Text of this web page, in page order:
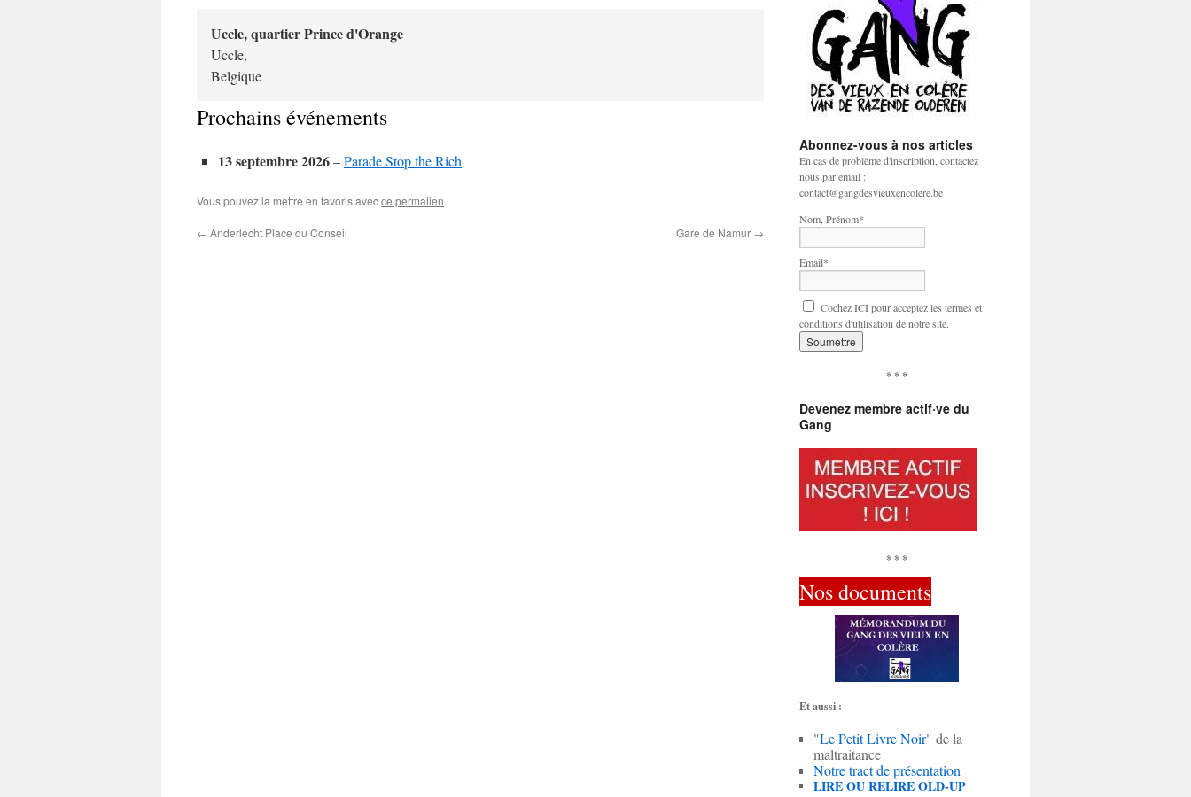
Uccle, quartier Prince d'Orange
Uccle,
Belgique
Prochains événements
13 septembre 2026–Parade Stop the Rich
Vous pouvez la mettre en favoris avecce permalien.
← Anderlecht Place du Conseil Gare de Namur →
Abonnez-vous à nos articles
En cas de problème d'inscription, contactez
nous par email :
contact@gangdesvieuxencolere.be
Nom, Prénom*
Email*
Cochez ICI pour acceptez les termes et
conditions d'utilisation de notre site.
* * *
Devenez membre actif·ve du
Gang
* * *
Nos documents
Et aussi :
"Le Petit Livre Noir" de la
maltraitance
Notre tract de présentation
LIRE OU RELIRE OLD-UP